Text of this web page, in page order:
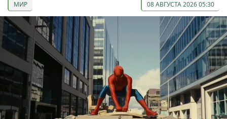
МИР 08 АВГУСТА 2026 05:30